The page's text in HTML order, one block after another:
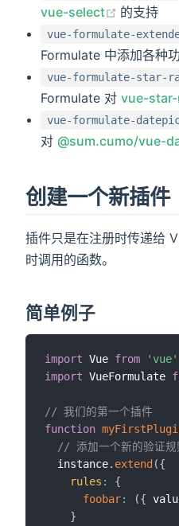
vue-select
(opens
的支持
vue-formulate-
Formulate 中添加各种
vue-formulate-star-
Formulate 对vue-
vue-formulate-
对 @sum.cumo/vue-
创建一个新插件
插件只是在注册时传递给
时调用的函数。
简单例子
import Vue from
'vue'
import VueFormulate
// 我们的第一个插件
function
// 添加一个新的验证规
  instance
. extend ({
rules :
{
foobar: ({
}